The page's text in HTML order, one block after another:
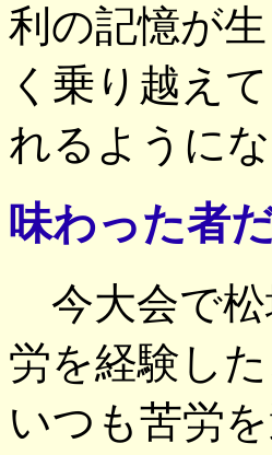
利の記憶が
く乗り越え
れるように
味わった者
今大会で松
労を経験し
いつも苦労